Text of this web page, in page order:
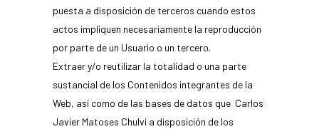
puesta a disposición de terceros cuando estos
actos impliquen necesariamente la reproducción
por parte de un Usuario o un tercero.
Extraer y/o reutilizar la totalidad o una parte
sustancial de los Contenidos integrantes de la
Web, así como de las bases de datos que Carlos
Javier Matoses Chulvi a disposición de los